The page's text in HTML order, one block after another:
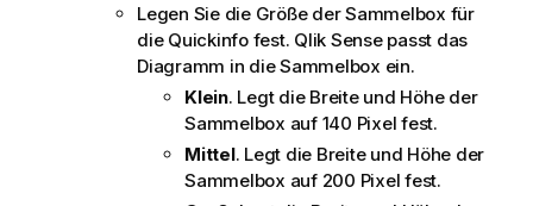
Legen Sie die Größe der Sammelbox für
die Quickinfo fest. Qlik Sensepasst das
Diagramm in die Sammelbox ein.
Klein. Legt die Breite und Höhe der
Sammelbox auf 140 Pixel fest.
Mittel. Legt die Breite und Höhe der
Sammelbox auf 200 Pixel fest.